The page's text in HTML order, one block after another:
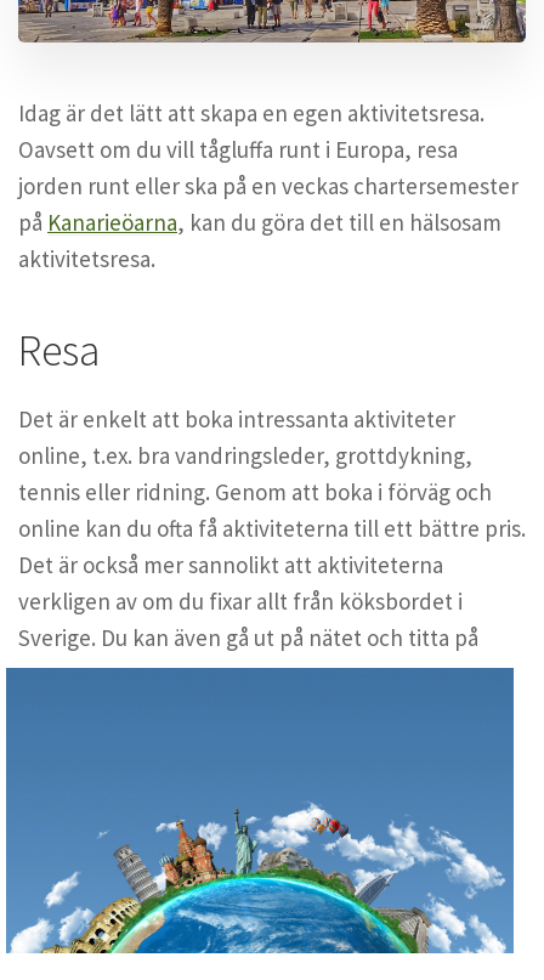
Idag är det lätt att skapa en egen aktivitetsresa.
Oavsett om du vill tågluffa runt i Europa, resa
jorden runt eller ska på en veckas chartersemester
på Kanarieöarna, kan du göra det till en hälsosam
aktivitetsresa.
Resa
Det är enkelt att boka intressanta aktiviteter
online, t.ex. bra vandringsleder, grottdykning,
tennis eller ridning. Genom att boka i förväg och
online kan du ofta få aktiviteterna till ett bättre pris.
Det är också mer sannolikt att aktiviteterna
verkligen av om du fixar allt från köksbordet i
Sverige. Du kan även gå ut på nätet och titta på